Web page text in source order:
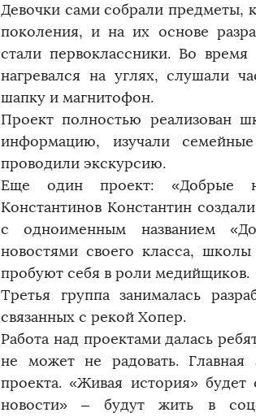
Девочки сами собрали предметы,
поколения, и на их основе
стали первоклассники. Во
нагревался на углях, слушали
шапку и магнитофон.
Проект полностью реализован
информацию, изучали
проводили экскурсию.
Еще один проект: «Добрые
Константинов Константин
с одноименным названием
новостями своего класса,
пробуют себя в роли медийщиков.
Третья группа занималась
связанных с рекой Хопер.
Работа над проектами далась
не может не радовать.
проекта. «Живая история»
новости» – ​будут жить в